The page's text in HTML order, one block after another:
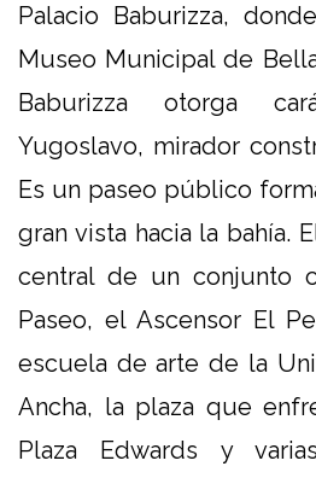
Palacio Baburizza,
Museo Municipal de
Baburizza otorga
Yugoslavo, mirador
Es un paseo público
gran vista hacia la bahía.
central de un conjunto
Paseo, el Ascensor El
escuela de arte de la
Ancha, la plaza que
Plaza Edwards y